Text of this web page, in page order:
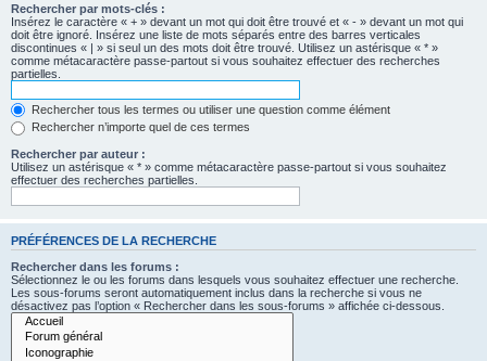
Rechercher par mots-clés :
Insérez le caractère « + » devant un mot qui doit être trouvé et « - » devant un mot qui
doit être ignoré. Insérez une liste de mots séparés entre des barres verticales
discontinues « | » si seul un des mots doit être trouvé. Utilisez un astérisque « * »
comme métacaractère passe-partout si vous souhaitez effectuer des recherches
partielles.
Rechercher tous les termes ou utiliser une question comme élément
Rechercher n’importe quel de ces termes
Rechercher par auteur :
Utilisez un astérisque « * » comme métacaractère passe-partout si vous souhaitez
effectuer des recherches partielles.
PRÉFÉRENCES DE LA RECHERCHE
Rechercher dans les forums :
Sélectionnez le ou les forums dans lesquels vous souhaitez effectuer une recherche.
Les sous-forums seront automatiquement inclus dans la recherche si vous ne
désactivez pas l’option « Rechercher dans les sous-forums » affichée ci-dessous.